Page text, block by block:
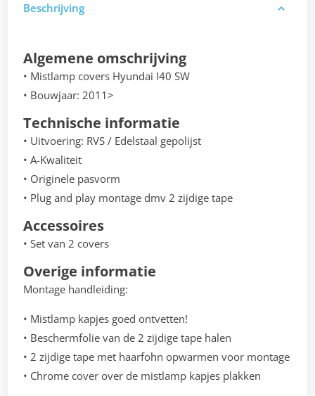
Beschrijving
Algemene omschrijving
• Mistlamp covers Hyundai I40 SW
• Bouwjaar: 2011>
Technische informatie
• Uitvoering: RVS / Edelstaal gepolijst
• A-Kwaliteit
• Originele pasvorm
• Plug and play montage dmv 2 zijdige tape
Accessoires
• Set van 2 covers
Overige informatie
Montage handleiding:
• Mistlamp kapjes goed ontvetten!
• Beschermfolie van de 2 zijdige tape halen
• 2 zijdige tape met haarfohn opwarmen voor montage
• Chrome cover over de mistlamp kapjes plakken